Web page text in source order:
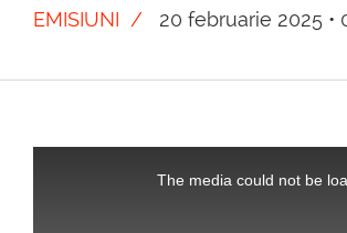
EMISIUNI
20 februarie 2025 •
The media could not be